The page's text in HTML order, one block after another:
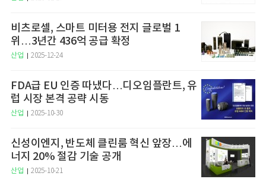
비츠로셀, 스마트 미터용 전지 글로벌 1
위…3년간 436억 공급 확정
산업 2025-12-24
FDA급 EU 인증 따냈다…디오임플란트, 유
럽 시장 본격 공략 시동
산업 2025-10-30
신성이엔지, 반도체 클린룸 혁신 앞장…에
너지 20% 절감 기술 공개
산업 2025-10-21